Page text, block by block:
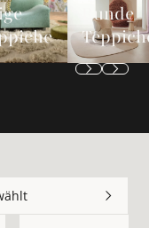
Runde